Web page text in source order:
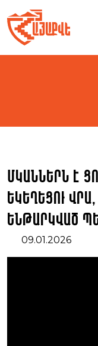
to
content
Մկաններն է
Եկեղեցու
ենթարկված
09.01.2026